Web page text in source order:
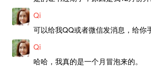
Qi
Qi
哈哈，我真的是一个月冒泡来的。